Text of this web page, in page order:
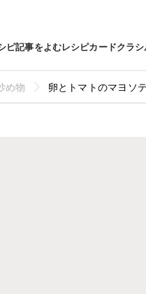
ピ記事をよむレシピカードクラ
め物 卵とトマトのマヨソ